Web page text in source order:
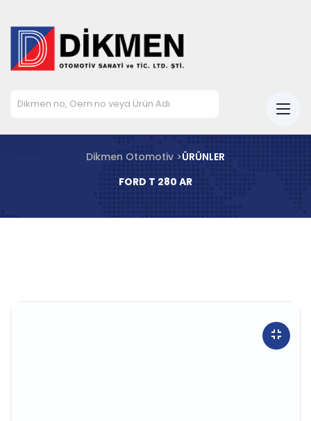
Dikmen Otomotiv >ÜRÜNLER
FORD T 280 AR